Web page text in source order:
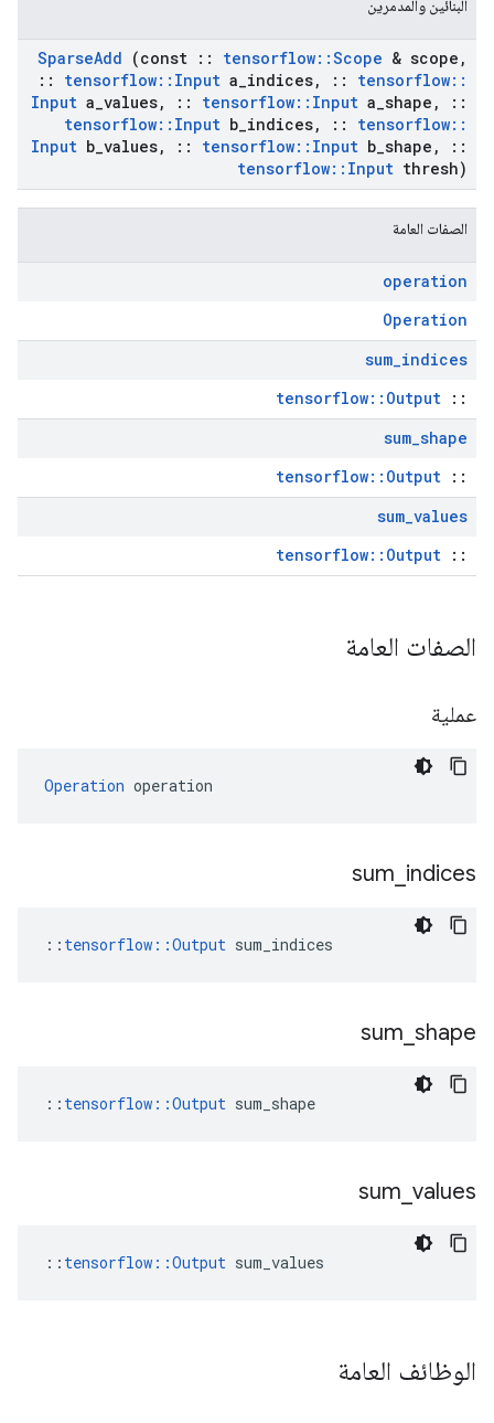
البنائين والمدمرين
SparseAdd (const :: tensorflow::Scope & scope ,
::
tensorflow:: Input a indices, :: tensorflow::
Input a values, :: tensorflow:: Input a shape ,
::
tensorflow:: Input b indices, :: tensorflow::
Input b values, :: tensorflow:: Input b shape ,
::
tensorflow:: Input thresh)
الصفات العامة
operation
Operation
sum_indices
::
tensorflow::Output
sum_shape
::
tensorflow::Output
sum_values
::
tensorflow::Output
الصفات العامة
عملية
Operation operation
sum indices
:: tensorflow::Output sum_indices
sum shape
:: tensorflow::Output sum_shape
sum values
:: tensorflow::Output sum_values
الوظائف العامة